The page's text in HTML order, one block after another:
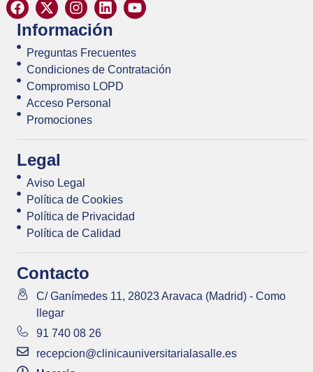
Información
Preguntas Frecuentes
Condiciones de Contratación
Compromiso LOPD
Acceso Personal
Promociones
Legal
Aviso Legal
Política de Cookies
Política de Privacidad
Política de Calidad
Contacto
C/ Ganímedes 11, 28023 Aravaca (Madrid) - Como
llegar
91 740 08 26
recepcion@clinicauniversitarialasalle.es